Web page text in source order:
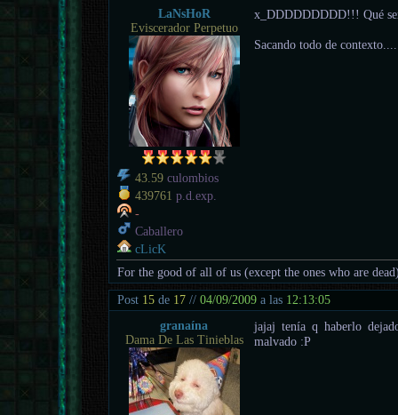
LaNsHoR
Eviscerador Perpetuo
43.59 culombios
439761 p.d.exp.
-
Caballero
cLicK
x_DDDDDDDDD!!! Qué
Sacando todo de contexto....
For the good of all of us (except the ones who are
Post 15 de 17 //04/09/2009 a las 12:13:05
granaína
Dama De Las Tinieblas
jajaj tenía q haberlo
malvado :P